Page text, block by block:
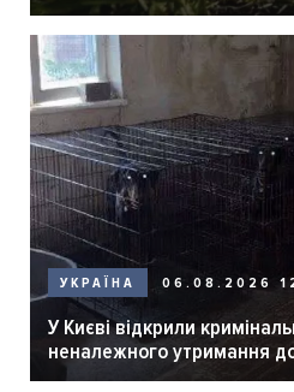
УКРАЇНА 06.08.2026
У Києві відкрили
неналежного утримання
розпліднику